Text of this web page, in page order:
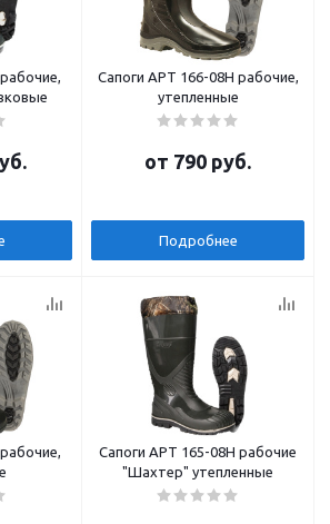
Сапоги АРТ 166-08Н рабочие,
утепленные
от 790 руб.
Подробнее
Сапоги АРТ 165-08Н рабочие
"Шахтер" утепленные